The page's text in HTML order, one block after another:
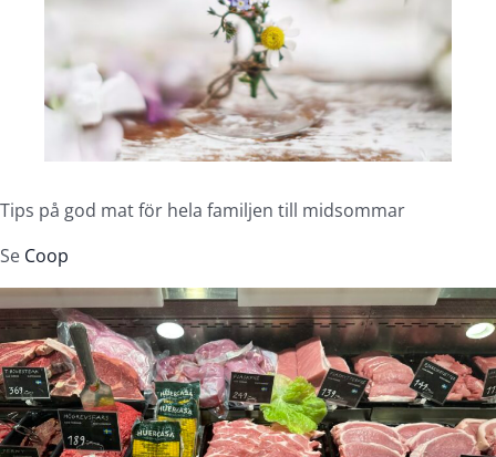
Tips på god mat för hela familjen till midsommar
Se Coop